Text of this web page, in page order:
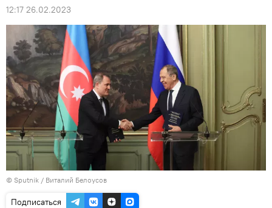
12:17 26.02.2023
© Sputnik / Виталий Белоусов
Подписаться